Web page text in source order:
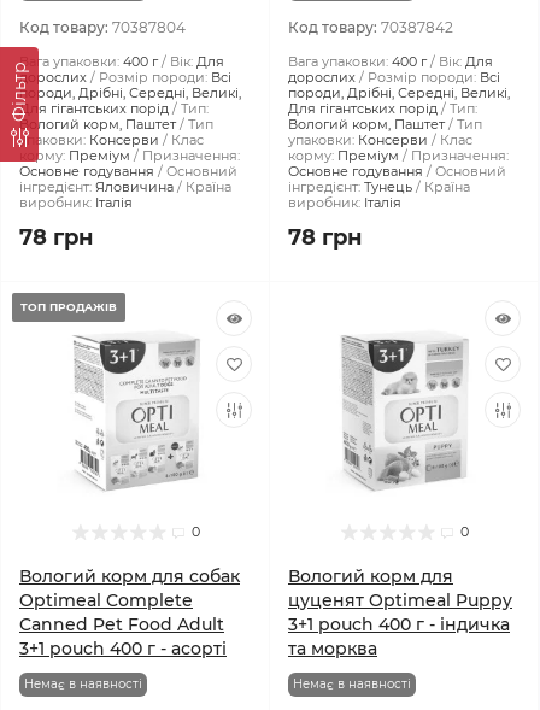
Фiльтр
Код товару: 70387804
Вага упаковки: 400 г Вік: Для
дорослих
Розмір породи: Всі
породи, Дрібні, Середні, Великі,
Для гігантських порід
Тип:
Вологий корм, Паштет
Тип
упаковки: Консерви
Клас
корму: Преміум
Призначення:
Основне годування
Основний
інгредієнт: Яловичина
Країна
виробник: Італія
78 грн
Код товару: 70387842
Вага упаковки: 400 г Вік: Для
дорослих
Розмір породи: Всі
породи, Дрібні, Середні, Великі,
Для гігантських порід
Тип:
Вологий корм, Паштет
Тип
упаковки: Консерви
Клас
корму: Преміум
Призначення:
Основне годування
Основний
інгредієнт: Тунець
Країна
виробник: Італія
78 грн
ТОП ПРОДАЖІВ
0
Вологий корм для собак
Optimeal Complete
Canned Pet Food Adult
3+1 pouch 400 г - асорті
Немає в наявності
0
Вологий корм для
цуценят Optimeal Puppy
3+1 pouch 400 г - індичка
та морква
Немає в наявності